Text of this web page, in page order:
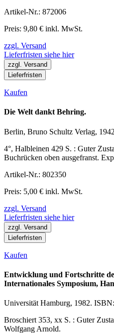
Artikel-Nr.: 872006
Preis: 9,80 € inkl. MwSt.
zzgl. Versand
Lieferfristen siehe hier
zzgl. Versand
Lieferfristen
Kaufen
Die Welt dankt Behring.
Berlin, Bruno Schultz Verlag,
4°, Halbleinen 429 S. : Guter
Buchrücken oben ausgefranst.
Artikel-Nr.: 802350
Preis: 5,00 € inkl. MwSt.
zzgl. Versand
Lieferfristen siehe hier
zzgl. Versand
Lieferfristen
Kaufen
Entwicklung und Fortschritte
Internationales Symposium,
Universität Hamburg, 1982.
Broschiert 353, xx S. : Guter
Wolfgang Arnold.